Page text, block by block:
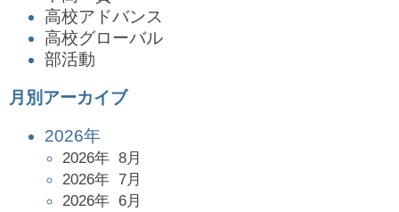
高校アドバンス
高校グローバル
部活動
月別アーカイブ
2026年
2026年 8月
2026年 7月
2026年 6月